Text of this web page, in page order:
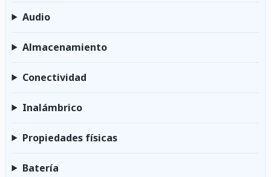
Audio
Almacenamiento
Conectividad
Inalámbrico
Propiedades físicas
Batería